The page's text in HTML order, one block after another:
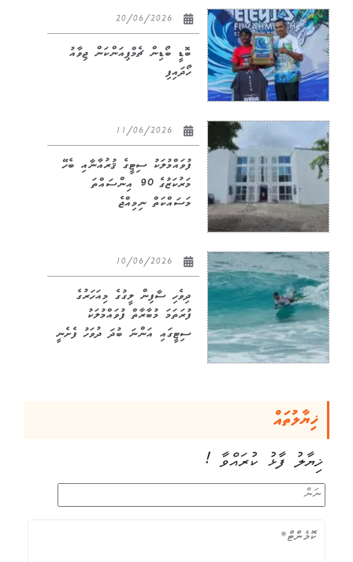
ބޮޑީ ބޯޑިން ޗެމްޕިއަންކަން ޖިވާއު
ހޯދައިފި
ފުވައްމުލަކު ސިޓީގެ ޤުރުއާނާއި ބެހޭ
މަރުކަޒުގެ 90 އިންސައްތަ
މަސައްކަތް ނިމިއްޖެ
ދިވެހި ސާފިން ލީގުގެ މިއަހަރުގެ
ފުރަތަމަ މުބާރާތް ފުވައްމުލަކު
ސިޓީގައި އަންނަ ބުދަ ދުވަހު ފެށެނީ
ޚިޔާލުތައް
ޚިޔާލު ފާޅު ކުރައްވާ !